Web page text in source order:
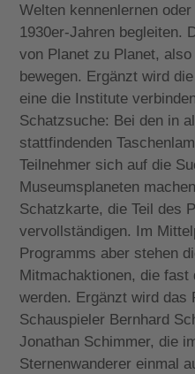
Welten kennenlernen
1930er-Jahren begleiten.
von Planet zu Planet,
bewegen. Ergänzt wird
eine die Institute
Schatzsuche: Bei den in
stattfindenden
Teilnehmer sich auf die
Museumsplaneten
Schatzkarte, die Teil des
vervollständigen. Im
Programms aber stehen
Mitmachaktionen, die fast
werden. Ergänzt wird das
Schauspieler Bernhard
Jonathan Schimmer, die
Sternenwanderer einmal